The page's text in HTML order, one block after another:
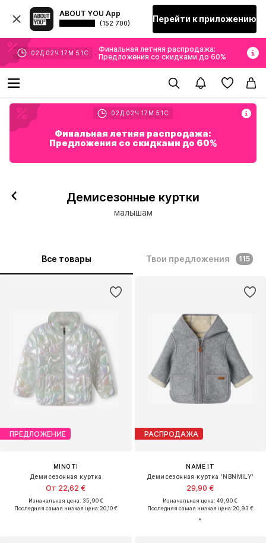
ABOUT YOU App
(152 700) Перейти к приложению
02 Д 02 Ч 17 М 49 С
Финальная летняя распродажа:
Предложения со скидками до 60%
02 Д 02 Ч 17 М 49 С
Финальная летняя распродажа:
Предложения со скидками до 60%
Демисезонные куртки
малышам
Все товары Твои предложения 115
ПРЕДЛОЖЕНИЕ
MINOTI
Демисезонная куртка
От 22,62 €
Изначальная цена: 35,90 €
Последняя самая низкая цена:20,10 €
РАСПРОДАЖА
NAME IT
Демисезонная куртка 'NBNMILY'
29,90 €
Изначальная цена: 49,90 €
Последняя самая низкая цена:20,93 €